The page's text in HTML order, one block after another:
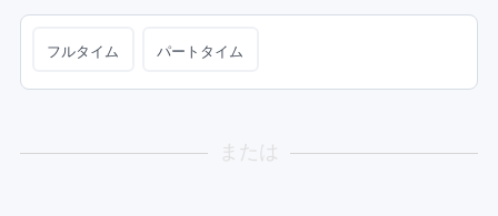
フルタイム パートタイム
または